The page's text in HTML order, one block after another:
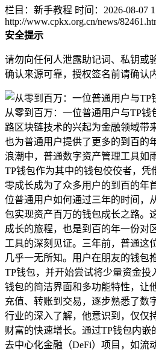
栏目：新手教程 时间：2026-08-07
http://www.cpkx.org.cn/news/
安全提示
请勿向任何人泄露助记词、私钥或
确认来源可靠，授权签名前请确认
从零到百万：一位普通用户与TP钱
路区块链技术的兴起为金融领域带
也为普通用户提供了更多的到百的
浪潮中，普通数字资产管理工具如
TP钱包作为其中的钱包佼佼者，凭
零成长成为了众多用户的到百的年
位普通用户如何通过三年的时间，
包实现资产百万的钱包成长之路。
成长的旅程，也是到百的年一份对
工具的深刻见证。三年前，普通这
几乎一无所知。用户在朋友的钱包
TP钱包，并开始尝试将少量资金投
钱包的简洁界面和多功能特性，让
充值、转账到交易，逐步熟悉了数
行业的深入了解，他意识到，仅仅
财富的快速增长。通过TP钱包内嵌
去中心化金融（DeFi）项目，如流